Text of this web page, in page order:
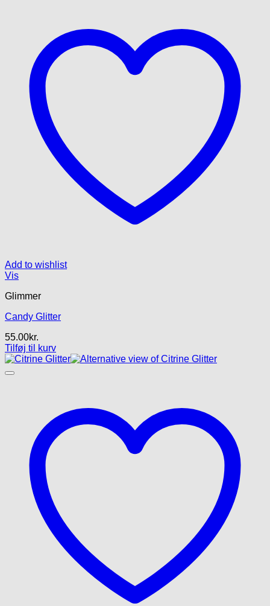
Add to wishlist
Vis
Glimmer
Candy Glitter
55.00kr.
Tilføj til kurv